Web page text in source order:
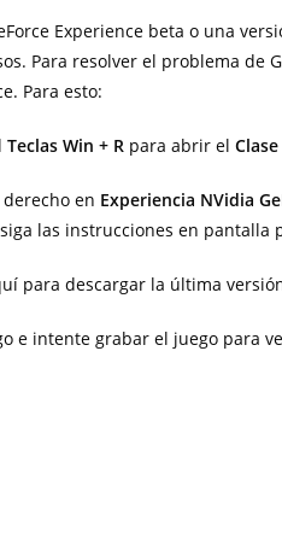
Experience beta o una
Para resolver el problema de
Para esto:
Teclas Win + R para abrir el Clase
derecho en Experiencia NVidia
siga las instrucciones en
para descargar la última
e intente grabar el juego para